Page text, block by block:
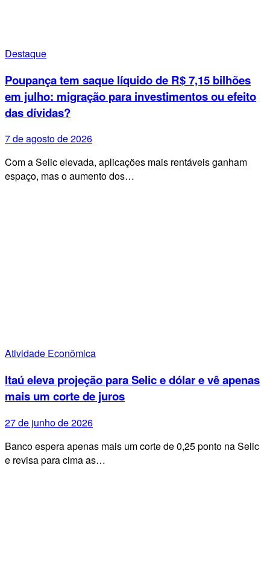
Destaque
Poupança tem saque líquido de R$ 7,15 bilhões
em julho: migração para investimentos ou efeito
das dívidas?
7 de agosto de 2026
Com a Selic elevada, aplicações mais rentáveis ganham
espaço, mas o aumento dos…
Atividade Econômica
Itaú eleva projeção para Selic e dólar e vê apenas
mais um corte de juros
27 de junho de 2026
Banco espera apenas mais um corte de 0,25 ponto na Selic
e revisa para cima as…